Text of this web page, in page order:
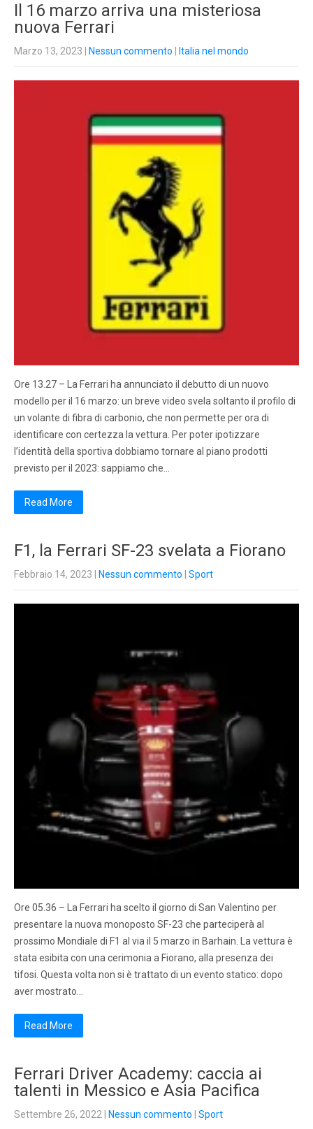
Il 16 marzo arriva una misteriosa
nuova Ferrari
Marzo 13, 2023 Nessun commento Italia nel mondo
Ore 13.27 – La Ferrari ha annunciato il debutto di un nuovo
modello per il 16 marzo: un breve video svela soltanto il profilo di
un volante di fibra di carbonio, che non permette per ora di
identificare con certezza la vettura. Per poter ipotizzare
l’identità della sportiva dobbiamo tornare al piano prodotti
previsto per il 2023: sappiamo che…
Read More
F1, la Ferrari SF-23 svelata a Fiorano
Febbraio 14, 2023 Nessun commento Sport
Ore 05.36 – La Ferrari ha scelto il giorno di San Valentino per
presentare la nuova monoposto SF-23 che parteciperà al
prossimo Mondiale di F1 al via il 5 marzo in Barhain. La vettura è
stata esibita con una cerimonia a Fiorano, alla presenza dei
tifosi. Questa volta non si è trattato di un evento statico: dopo
aver mostrato…
Read More
Ferrari Driver Academy: caccia ai
talenti in Messico e Asia Pacifica
Settembre 26, 2022 Nessun commento Sport